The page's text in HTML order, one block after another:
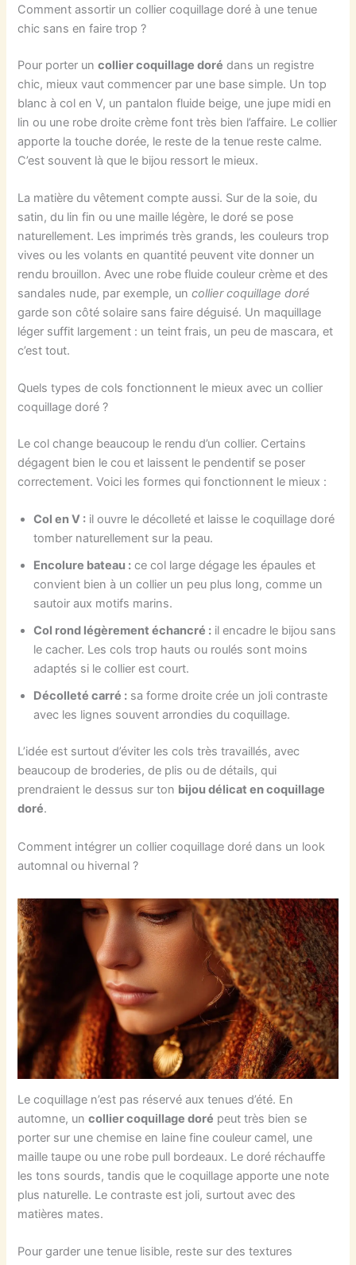
Comment assortir un collier coquillage doré à une tenue
chic sans en faire trop ?
Pour porter uncollier coquillage doré dans un registre
chic, mieux vaut commencer par une base simple. Un top
blanc à col en V, un pantalon fluide beige, une jupe midi en
lin ou une robe droite crème font très bien l’affaire. Le collier
apporte la touche dorée, le reste de la tenue reste calme.
C’est souvent là que le bijou ressort le mieux.
La matière du vêtement compte aussi. Sur de la soie, du
satin, du lin fin ou une maille légère, le doré se pose
naturellement. Les imprimés très grands, les couleurs trop
vives ou les volants en quantité peuvent vite donner un
rendu brouillon. Avec une robe fluide couleur crème et des
sandales nude, par exemple, uncollier coquillage doré
garde son côté solaire sans faire déguisé. Un maquillage
léger suffit largement : un teint frais, un peu de mascara, et
c’est tout.
Quels types de cols fonctionnent le mieux avec un collier
coquillage doré ?
Le col change beaucoup le rendu d’un collier. Certains
dégagent bien le cou et laissent le pendentif se poser
correctement. Voici les formes qui fonctionnent le mieux :
Col en V : il ouvre le décolleté et laisse le coquillage doré
tomber naturellement sur la peau.
Encolure bateau : ce col large dégage les épaules et
convient bien à un collier un peu plus long, comme un
sautoir aux motifs marins.
Col rond légèrement échancré : il encadre le bijou sans
le cacher. Les cols trop hauts ou roulés sont moins
adaptés si le collier est court.
Décolleté carré : sa forme droite crée un joli contraste
avec les lignes souvent arrondies du coquillage.
L’idée est surtout d’éviter les cols très travaillés, avec
beaucoup de broderies, de plis ou de détails, qui
prendraient le dessus sur ton bijou délicat en coquillage
doré.
Comment intégrer un collier coquillage doré dans un look
automnal ou hivernal ?
Le coquillage n’est pas réservé aux tenues d’été. En
automne, uncollier coquillage doré peut très bien se
porter sur une chemise en laine fine couleur camel, une
maille taupe ou une robe pull bordeaux. Le doré réchauffe
les tons sourds, tandis que le coquillage apporte une note
plus naturelle. Le contraste est joli, surtout avec des
matières mates.
Pour garder une tenue lisible, reste sur des textures